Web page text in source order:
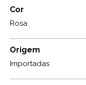
Cor
Rosa
Origem
Importadas